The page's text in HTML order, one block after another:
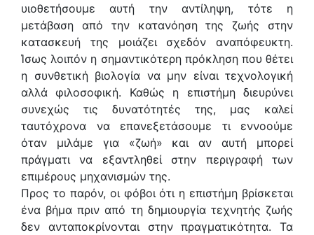
υιοθετήσουμε αυτή την αντίληψη, τότε η
μετάβαση από την κατανόηση της ζωής στην
κατασκευή της μοιάζει σχεδόν αναπόφευκτη.
Ίσως λοιπόν η σημαντικότερη πρόκληση που θέτει
η συνθετική βιολογία να μην είναι τεχνολογική
αλλά φιλοσοφική. Καθώς η επιστήμη διευρύνει
συνεχώς τις δυνατότητές της, μας καλεί
ταυτόχρονα να επανεξετάσουμε τι εννοούμε
όταν μιλάμε για «ζωή» και αν αυτή μπορεί
πράγματι να εξαντληθεί στην περιγραφή των
επιμέρους μηχανισμών της.
Προς το παρόν, οι φόβοι ότι η επιστήμη βρίσκεται
ένα βήμα πριν από τη δημιουργία τεχνητής ζωής
δεν ανταποκρίνονται στην πραγματικότητα. Τα